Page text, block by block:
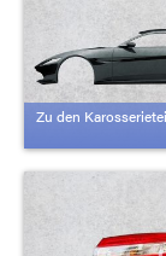
Zu den